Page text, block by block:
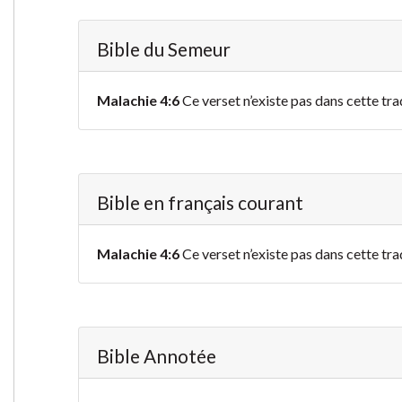
Bible du Semeur
Malachie 4:6Ce verset n’existe pas dans cette
Bible en français courant
Malachie 4:6Ce verset n’existe pas dans cette
Bible Annotée